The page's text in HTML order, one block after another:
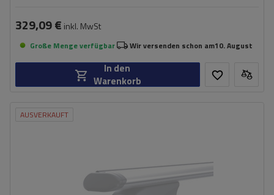
329,09 € inkl. MwSt
Große Menge verfügbar Wir versenden schon am10. August
In den
Warenkorb
AUSVERKAUFT